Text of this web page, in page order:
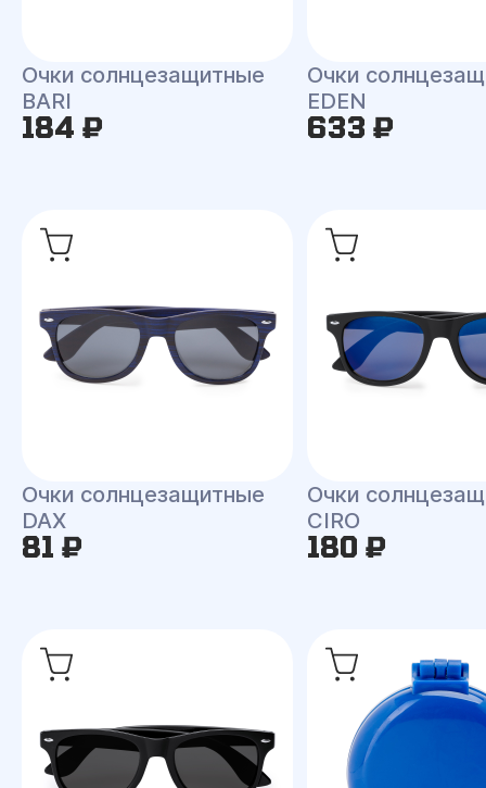
Очки солнцезащитные
BARI
184 ₽
Очки
EDEN
633 ₽
Очки солнцезащитные
DAX
81 ₽
Очки
CIRO
180 ₽